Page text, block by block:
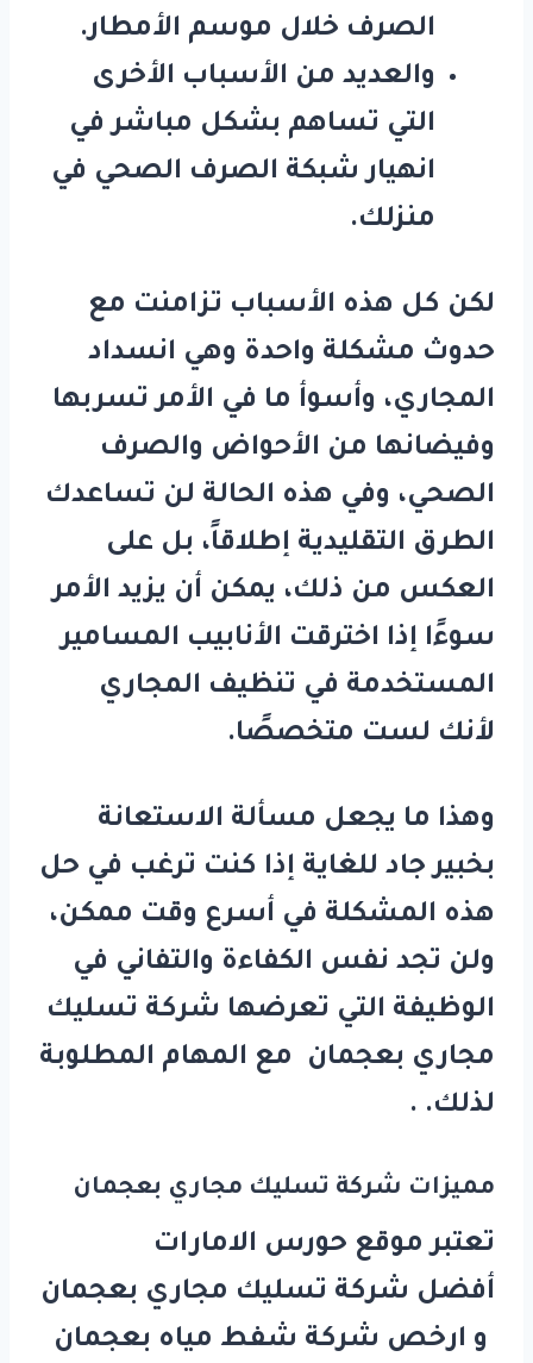
الصرف خلال موسم الأمطار.
والعديد من الأسباب الأخرى
التي تساهم بشكل مباشر في
انهيار شبكة الصرف الصحي في
منزلك.
لكن كل هذه الأسباب تزامنت مع
حدوث مشكلة واحدة وهي انسداد
المجاري، وأسوأ ما في الأمر تسربها
وفيضانها من الأحواض والصرف
الصحي، وفي هذه الحالة لن تساعدك
الطرق التقليدية إطلاقاً، بل على
العكس من ذلك، يمكن أن يزيد الأمر
سوءًا إذا اخترقت الأنابيب المسامير
المستخدمة في تنظيف المجاري
لأنك لست متخصصًا.
وهذا ما يجعل مسألة الاستعانة
بخبير جاد للغاية إذا كنت ترغب في حل
هذه المشكلة في أسرع وقت ممكن،
ولن تجد نفس الكفاءة والتفاني في
الوظيفة التي تعرضها شركة تسليك
مجاري بعجمان مع المهام المطلوبة
لذلك. .
مميزات شركة تسليك مجاري بعجمان
تعتبر موقع حورس الامارات
أفضل شركة تسليك مجاري بعجمان
و ارخص شركة شفط مياه بعجمان